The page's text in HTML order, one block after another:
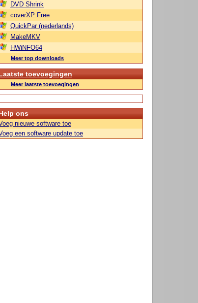
DVD Shrink
coverXP Free
QuickPar (nederlands)
MakeMKV
HWiNFO64
Meer top downloads
toevoegingen
Meer laatste toevoegingen
ons
nieuwe software toe
een software update toe